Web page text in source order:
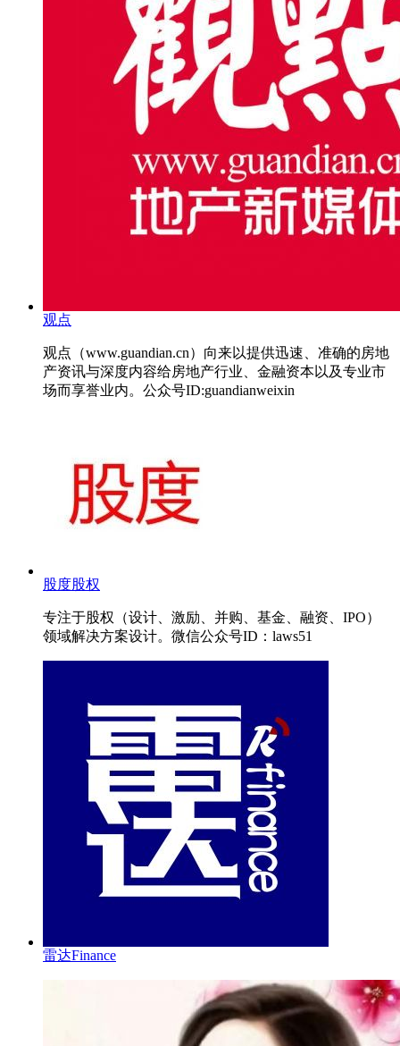
观点
观点（www.guandian.cn）向来以提供迅速、准确的房地
产资讯与深度内容给房地产行业、金融资本以及专业市
场而享誉业内。公众号ID:guandianweixin
股度股权
专注于股权（设计、激励、并购、基金、融资、IPO）
领域解决方案设计。微信公众号ID：laws51
雷达Finance